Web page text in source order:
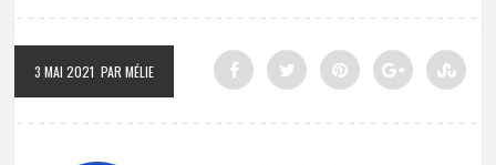
3 MAI 2021 PAR MÉLIE